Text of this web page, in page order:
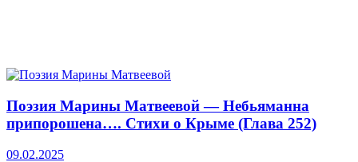
Поэзия Марины Матвеевой — Небьяманна
припорошена…. Стихи о Крыме (Глава 252)
09.02.2025